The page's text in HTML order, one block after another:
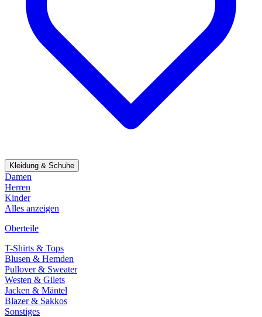
Kleidung & Schuhe
Damen
Herren
Kinder
Alles anzeigen
Oberteile
T-Shirts & Tops
Blusen & Hemden
Pullover & Sweater
Westen & Gilets
Jacken & Mäntel
Blazer & Sakkos
Sonstiges